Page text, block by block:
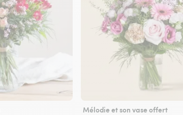
Mélodie et son vase offert